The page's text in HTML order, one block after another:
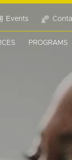
Events
PROGRAMS